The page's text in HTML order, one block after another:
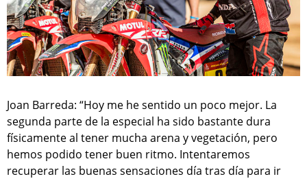
Joan Barreda: “Hoy me he sentido un poco mejor. La
segunda parte de la especial ha sido bastante dura
físicamente al tener mucha arena y vegetación, pero
hemos podido tener buen ritmo. Intentaremos
recuperar las buenas sensaciones día tras día para ir